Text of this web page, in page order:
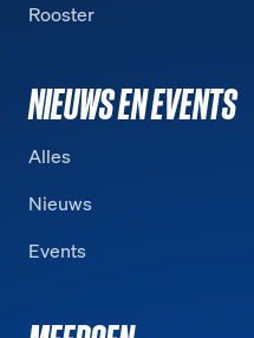
Rooster
NIEUWS EN EVENTS
Alles
Nieuws
Events